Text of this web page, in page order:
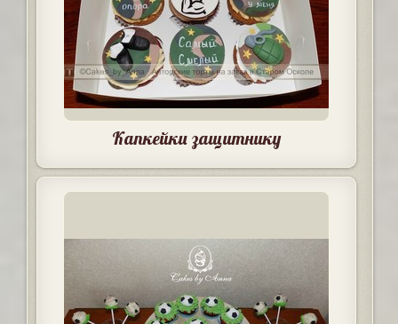
Капкейки защитнику